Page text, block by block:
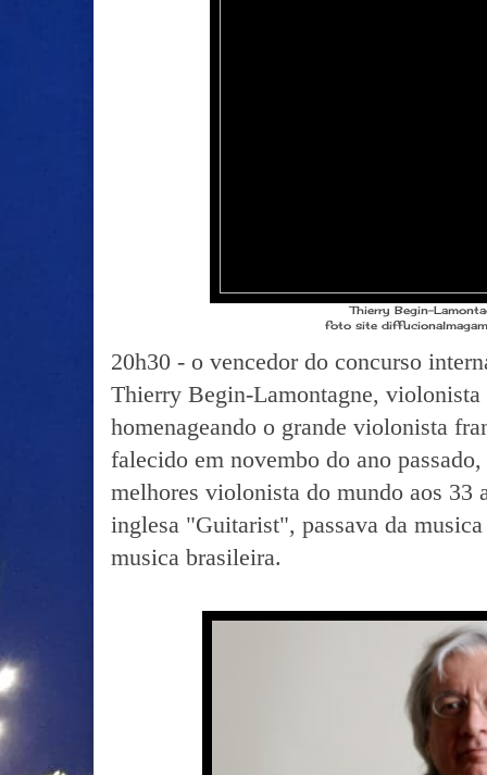
Thierry Begin-
foto site
20h30 - o vencedor do concurso
Thierry Begin-Lamontagne, violonista
homenageando o grande violonista
falecido em novembo do ano
melhores violonista do mundo aos 33
inglesa "Guitarist", passava da
musica brasileira.